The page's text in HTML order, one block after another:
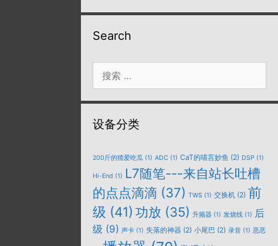
Search
索：
设备分类
200斤的猹爱吃瓜 (1) ADC (1) CaT的喵言妙鱼 (2) DSP (1)
Hi-End (1) L7随笔---来自站长吐槽
的点点滴滴 (37) TWS (1) 交换机 (2) 前
级 (41) 功放 (35) 升频器 (1) 发烧线 (1) 后
级 (9) 声卡 (1) 失落的神器 (2) 小尾巴 (2) 录音 (1) 恶恶